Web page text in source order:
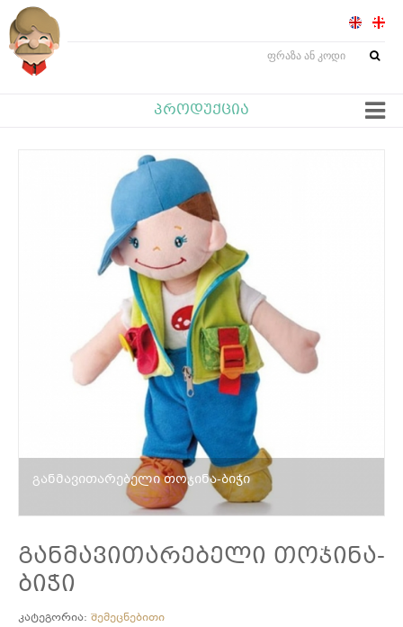
ᲞᲠᲝᲓᲣᲥᲪᲘᲐ
განმავითარებელი თოჯინა-ბიჭი
განმავითარებელი თოჯინა-
ბიჭი
კატეგორია: შემეცნებითი